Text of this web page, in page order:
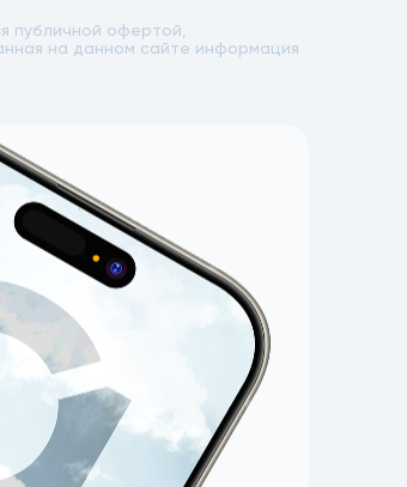
публичной офертой,
на данном сайте информация